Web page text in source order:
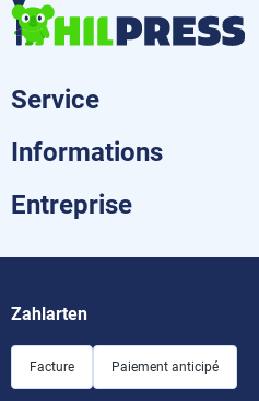
Service
Informations
Entreprise
Zahlarten
Facture Paiement anticipé